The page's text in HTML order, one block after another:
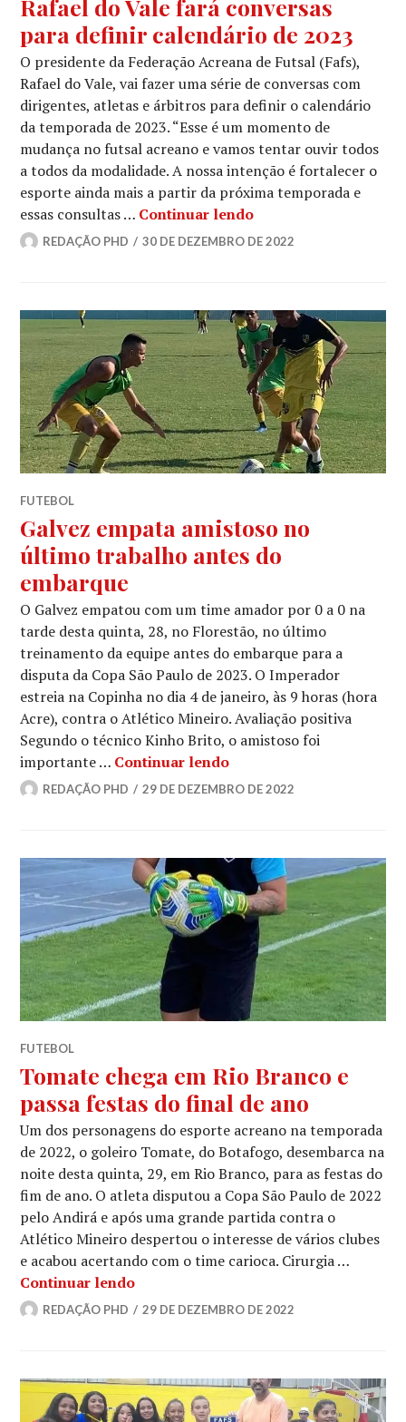
Rafael do Vale fará conversas
para definir calendário de 2023
O presidente da Federação Acreana de Futsal (Fafs),
Rafael do Vale, vai fazer uma série de conversas com
dirigentes, atletas e árbitros para definir o calendário
da temporada de 2023. “Esse é um momento de
mudança no futsal acreano e vamos tentar ouvir todos
a todos da modalidade. A nossa intenção é fortalecer o
esporte ainda mais a partir da próxima temporada e
essas consultas … Continuar lendo
REDAÇÃO PHD 30 DE DEZEMBRO DE 2022
FUTEBOL
Galvez empata amistoso no
último trabalho antes do
embarque
O Galvez empatou com um time amador por 0 a 0 na
tarde desta quinta, 28, no Florestão, no último
treinamento da equipe antes do embarque para a
disputa da Copa São Paulo de 2023. O Imperador
estreia na Copinha no dia 4 de janeiro, às 9 horas (hora
Acre), contra o Atlético Mineiro. Avaliação positiva
Segundo o técnico Kinho Brito, o amistoso foi
importante … Continuar lendo
REDAÇÃO PHD 29 DE DEZEMBRO DE 2022
FUTEBOL
Tomate chega em Rio Branco e
passa festas do final de ano
Um dos personagens do esporte acreano na temporada
de 2022, o goleiro Tomate, do Botafogo, desembarca na
noite desta quinta, 29, em Rio Branco, para as festas do
fim de ano. O atleta disputou a Copa São Paulo de 2022
pelo Andirá e após uma grande partida contra o
Atlético Mineiro despertou o interesse de vários clubes
e acabou acertando com o time carioca. Cirurgia …
Continuar lendo
REDAÇÃO PHD 29 DE DEZEMBRO DE 2022